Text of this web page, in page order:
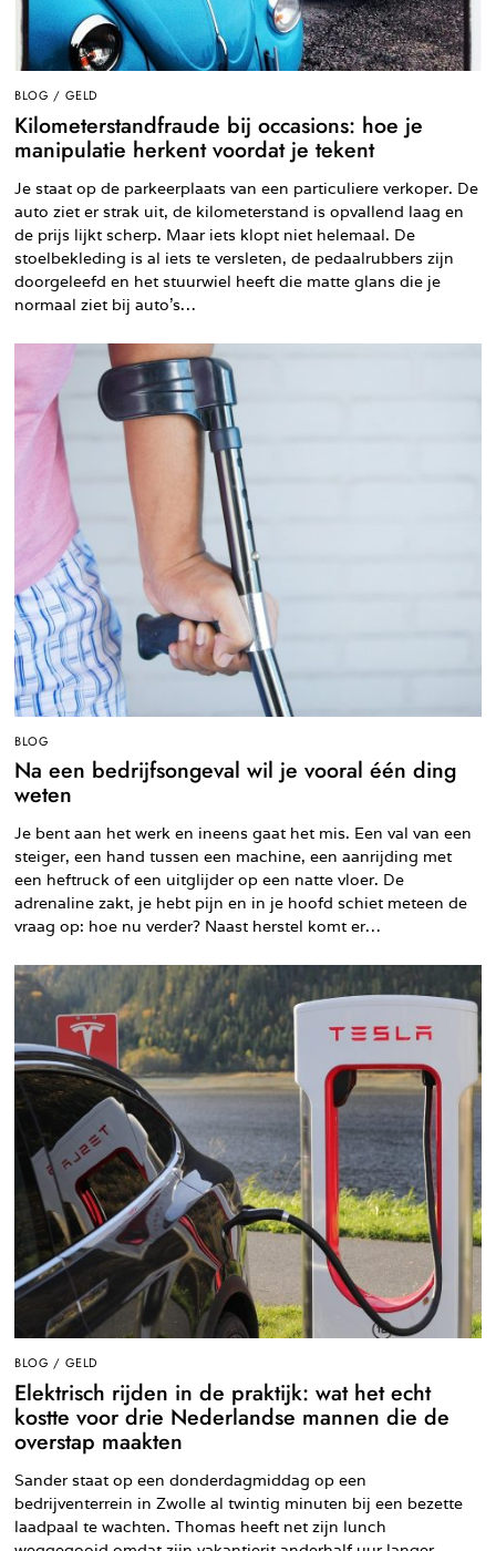
BLOG / GELD
Kilometerstandfraude bij occasions: hoe je
manipulatie herkent voordat je tekent
Je staat op de parkeerplaats van een particuliere verkoper. De
auto ziet er strak uit, de kilometerstand is opvallend laag en
de prijs lijkt scherp. Maar iets klopt niet helemaal. De
stoelbekleding is al iets te versleten, de pedaalrubbers zijn
doorgeleefd en het stuurwiel heeft die matte glans die je
normaal ziet bij auto’s…
BLOG
Na een bedrijfsongeval wil je vooral één ding
weten
Je bent aan het werk en ineens gaat het mis. Een val van een
steiger, een hand tussen een machine, een aanrijding met
een heftruck of een uitglijder op een natte vloer. De
adrenaline zakt, je hebt pijn en in je hoofd schiet meteen de
vraag op: hoe nu verder? Naast herstel komt er…
BLOG / GELD
Elektrisch rijden in de praktijk: wat het echt
kostte voor drie Nederlandse mannen die de
overstap maakten
Sander staat op een donderdagmiddag op een
bedrijventerrein in Zwolle al twintig minuten bij een bezette
laadpaal te wachten. Thomas heeft net zijn lunch